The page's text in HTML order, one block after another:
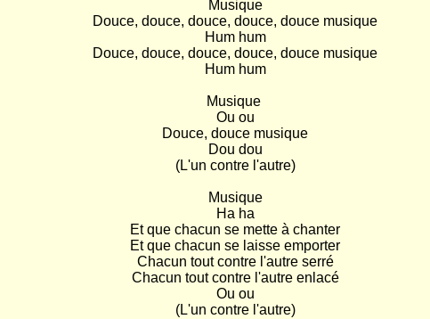
Musique
Douce, douce, douce, douce, douce musique
Hum hum
Douce, douce, douce, douce, douce musique
Hum hum
Musique
Ou ou
Douce, douce musique
Dou dou
(L'un contre l'autre)
Musique
Ha ha
Et que chacun se mette à chanter
Et que chacun se laisse emporter
Chacun tout contre l'autre serré
Chacun tout contre l'autre enlacé
Ou ou
(L'un contre l'autre)